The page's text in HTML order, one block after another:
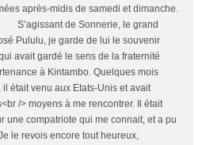
après-midis de samedi et dimanche.
de Sonnerie, le grand
Pululu, je garde de lui le souvenir
avait gardé le sens de la fraternité
à Kintambo. Quelques mois
était venu aux Etats-Unis et avait
/> moyens à me rencontrer. Il était
une compatriote qui me connait, et a pu
le revois encore tout heureux,